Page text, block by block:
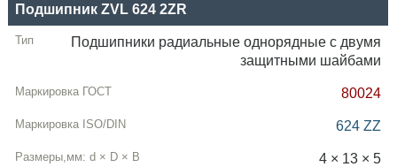
Название
Эскиз + фото
Подшипник ZVL 624 2ZR
Подшипники радиальные однорядные с двумя
защитными шайбами
80024
624 ZZ
4 × 13 × 5